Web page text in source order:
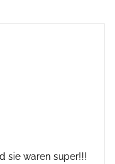
sie waren super!!!